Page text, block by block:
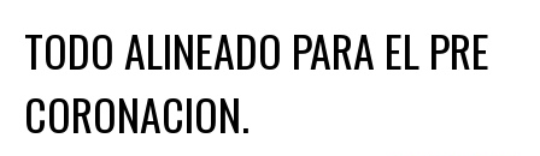
TODO ALINEADO PARA EL PRE
CORONACION.